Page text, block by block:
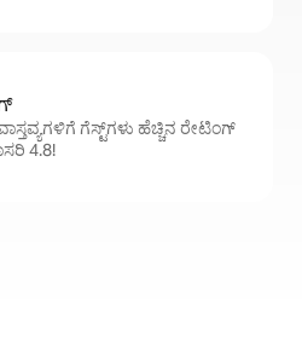
ಗೆಸ್ಟ್‌ಗಳು ಹೆಚ್ಚಿನ ರೇಟಿಂಗ್
4.8!